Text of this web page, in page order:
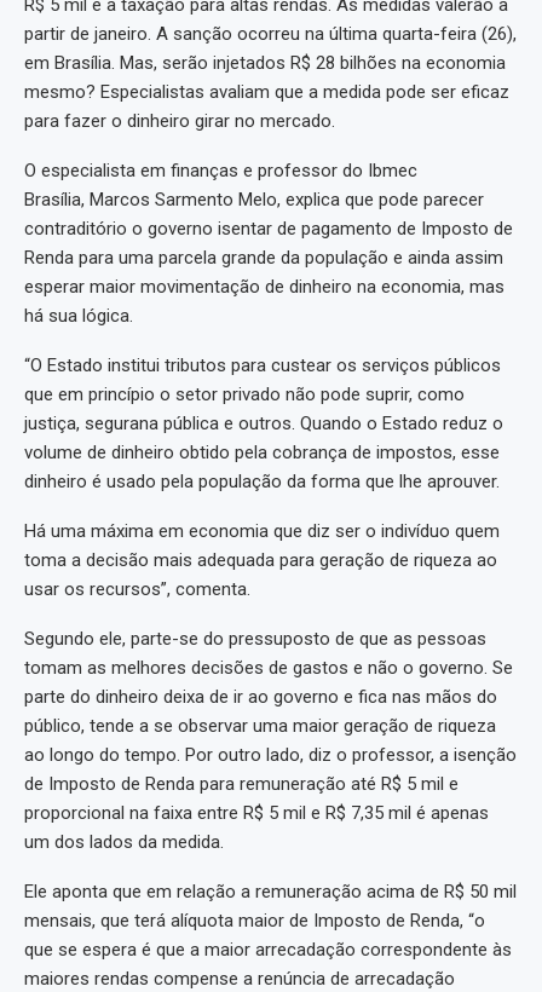
R$ 5 mil e a taxação para altas rendas. As medidas valerão a
partir de janeiro. A sanção ocorreu na última quarta-feira (26),
em Brasília. Mas, serão injetados R$ 28 bilhões na economia
mesmo? Especialistas avaliam que a medida pode ser eficaz
para fazer o dinheiro girar no mercado.
O especialista em finanças e professor do Ibmec
Brasília, Marcos Sarmento Melo, explica que pode parecer
contraditório o governo isentar de pagamento de Imposto de
Renda para uma parcela grande da população e ainda assim
esperar maior movimentação de dinheiro na economia, mas
há sua lógica.
“O Estado institui tributos para custear os serviços públicos
que em princípio o setor privado não pode suprir, como
justiça, segurana pública e outros. Quando o Estado reduz o
volume de dinheiro obtido pela cobrança de impostos, esse
dinheiro é usado pela população da forma que lhe aprouver.
Há uma máxima em economia que diz ser o indivíduo quem
toma a decisão mais adequada para geração de riqueza ao
usar os recursos”, comenta.
Segundo ele, parte-se do pressuposto de que as pessoas
tomam as melhores decisões de gastos e não o governo. Se
parte do dinheiro deixa de ir ao governo e fica nas mãos do
público, tende a se observar uma maior geração de riqueza
ao longo do tempo. Por outro lado, diz o professor, a isenção
de Imposto de Renda para remuneração até R$ 5 mil e
proporcional na faixa entre R$ 5 mil e R$ 7,35 mil é apenas
um dos lados da medida.
Ele aponta que em relação a remuneração acima de R$ 50 mil
mensais, que terá alíquota maior de Imposto de Renda, “o
que se espera é que a maior arrecadação correspondente às
maiores rendas compense a renúncia de arrecadação